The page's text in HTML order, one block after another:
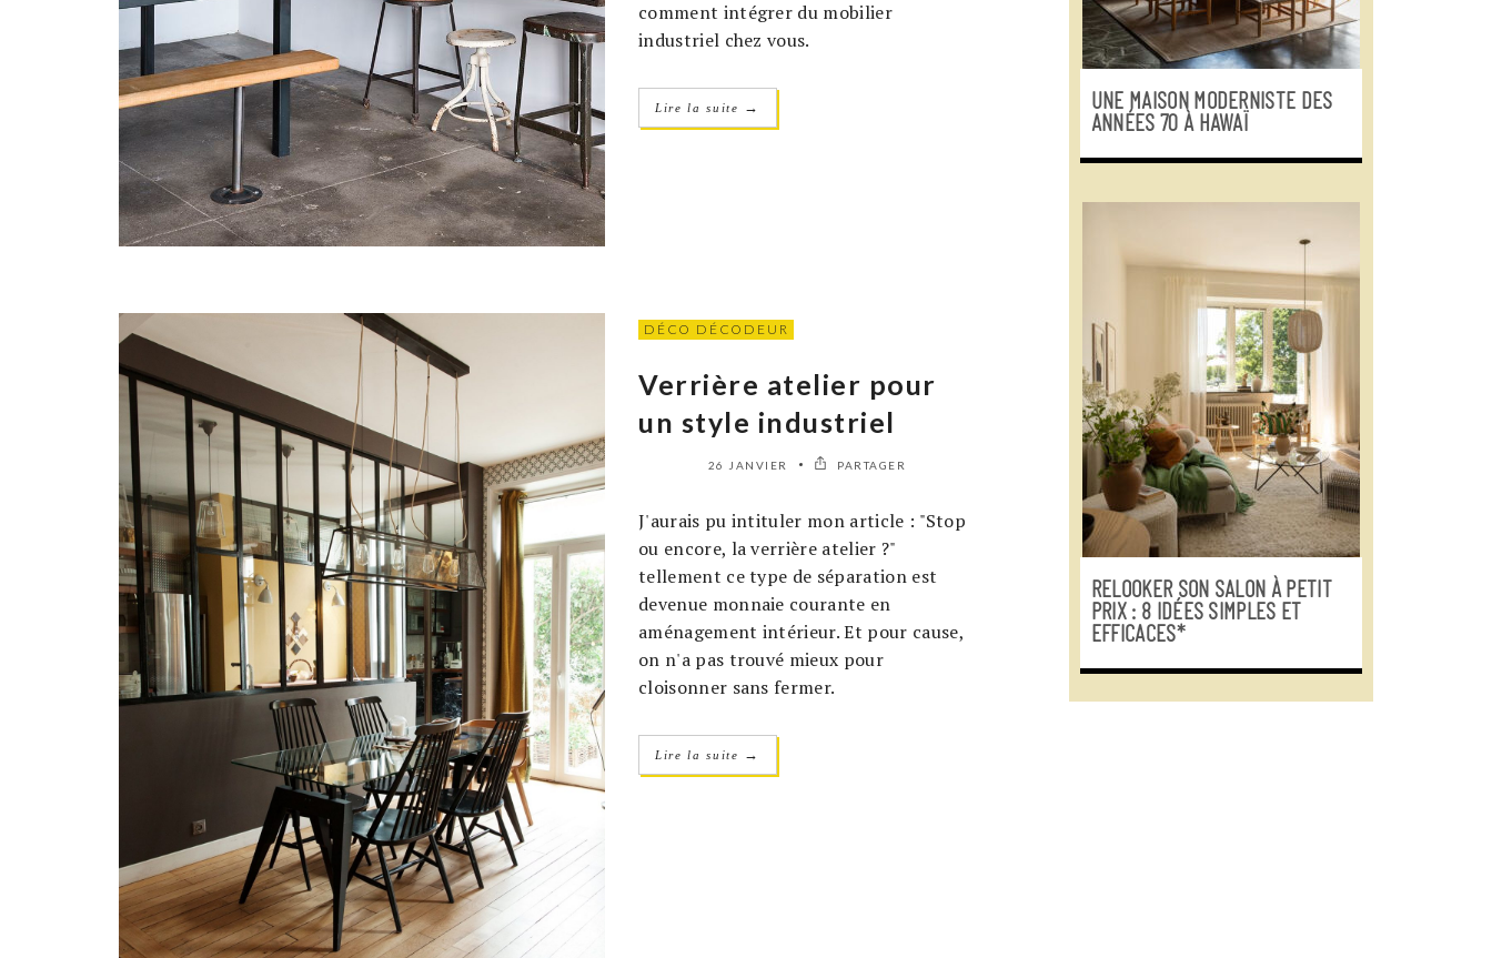
comment intégrer du mobilier
industriel chez vous.
Lire la suite →
DÉCO DÉCODEUR
Verrière atelier pour
un style industriel
26 JANVIER PARTAGER
J'aurais pu intituler mon article : "Stop
ou encore, la verrière atelier ?"
tellement ce type de séparation est
devenue monnaie courante en
aménagement intérieur. Et pour cause,
on n'a pas trouvé mieux pour
cloisonner sans fermer.
Lire la suite →
UNE MAISON MODERNISTE DES
ANNÉES 70 À HAWAÏ
RELOOKER SON SALON À PETIT
PRIX : 8 IDÉES SIMPLES ET
EFFICACES*